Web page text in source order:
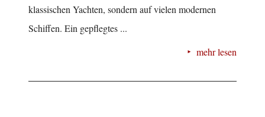
klassischen Yachten, sondern auf vielen modernen
Schiffen. Ein gepflegtes ...
mehr lesen